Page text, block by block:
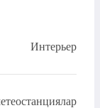
Интерьер